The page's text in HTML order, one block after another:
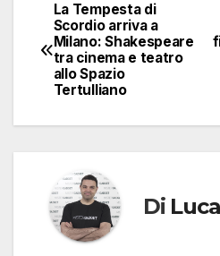
Navigazione
articoli
La Tempesta di
Scordio arriva a
Milano: Shakespeare
tra cinema e teatro
allo Spazio
Tertulliano
Di